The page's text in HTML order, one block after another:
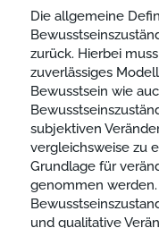
Die allgemeine
zurück. Hierbei
zuverlässiges
Bewusstsein wie
subjektiven
vergleichsweise zu
Grundlage für
genommen werden.
und qualitative